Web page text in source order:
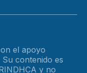
el apoyo
contenido es
y no